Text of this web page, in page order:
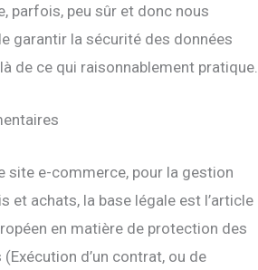
parfois, peu sûr et donc nous
garantir la sécurité des données
de ce qui raisonnablement pratique.
site e-commerce, pour la gestion
et achats, la base légale est l’article
en matière de protection des
d’un contrat, ou de